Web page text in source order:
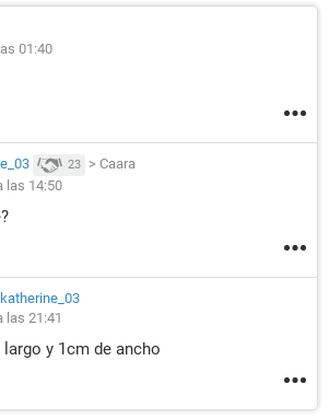
01:40
23 > Caara
las 14:50
las 21:41
y 1cm de ancho